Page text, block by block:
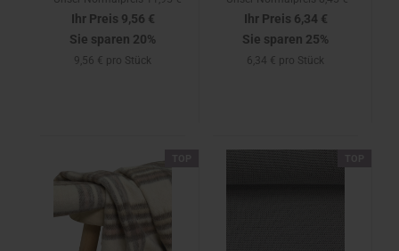
Ihr Preis 9,56 €
Sie sparen 20%
9,56 € pro Stück
Ihr Preis 6,34 €
Sie sparen 25%
6,34 € pro Stück